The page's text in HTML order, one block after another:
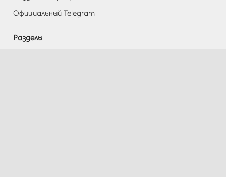
Официальный Telegram
Разделы